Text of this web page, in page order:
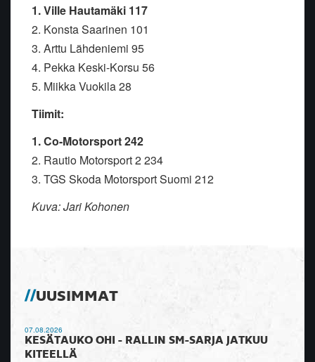
1. Ville Hautamäki 117
2. Konsta Saarinen 101
3. Arttu Lähdeniemi 95
4. Pekka Keski-Korsu 56
5. Miikka Vuokila 28
Tiimit:
1. Co-Motorsport 242
2. Rautio Motorsport 2 234
3. TGS Skoda Motorsport Suomi 212
Kuva: Jari Kohonen
UUSIMMAT
07.08.2026
KESÄTAUKO OHI - RALLIN SM-SARJA JATKUU
KITEELLÄ